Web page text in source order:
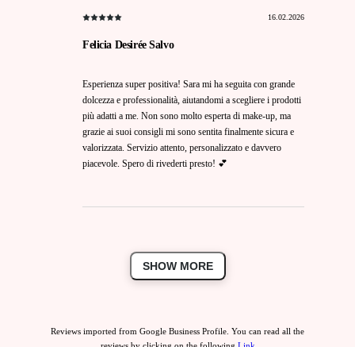
16.02.2026
Felicia Desirée Salvo
Esperienza super positiva! Sara mi ha seguita con grande
dolcezza e professionalità, aiutandomi a scegliere i prodotti
più adatti a me. Non sono molto esperta di make-up, ma
grazie ai suoi consigli mi sono sentita finalmente sicura e
valorizzata. Servizio attento, personalizzato e davvero
piacevole. Spero di rivederti presto! 💕
SHOW MORE
Reviews imported from Google Business Profile. You can read all the